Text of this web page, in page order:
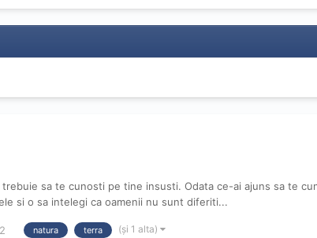
sa te cunosti pe tine insusti. Odata ce-ai ajuns sa te
si o sa intelegi ca oamenii nu sunt diferiti...
2 natura terra (și 1 alta)